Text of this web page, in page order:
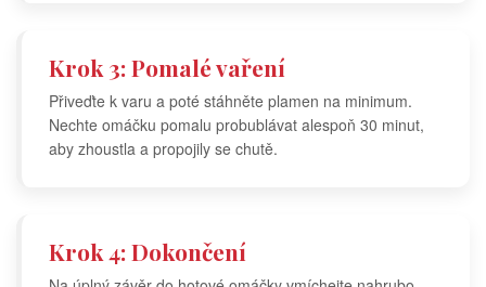
Krok 3: Pomalé vaření
Přiveďte k varu a poté stáhněte plamen na minimum.
Nechte omáčku pomalu probublávat alespoň 30 minut,
aby zhoustla a propojily se chutě.
Krok 4: Dokončení